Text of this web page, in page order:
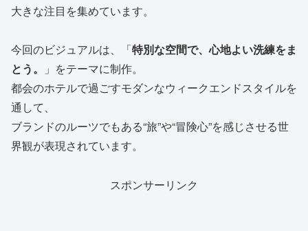
大きな注目を集めています。
今回のビジュアルは、「特別な空間で、心地よい洗練をま
とう。
」をテーマに制作。
都会のホテルで過ごすモダンなウィークエンドスタイルを
通して、
ブランドのルーツでもある“旅”や“冒険心”を感じさせる世
界観が表現されています。
スポンサーリンク